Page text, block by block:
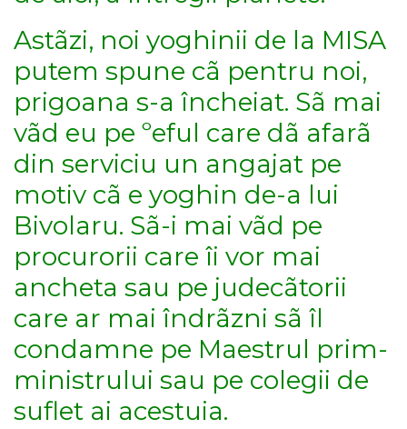
Astãzi, noi yoghinii de la MISA
putem spune cã pentru noi,
prigoana s-a încheiat. Sã mai
vãd eu pe ºeful care dã afarã
din serviciu un angajat pe
motiv cã e yoghin de-a lui
Bivolaru. Sã-i mai vãd pe
procurorii care îi vor mai
ancheta sau pe judecãtorii
care ar mai îndrãzni sã îl
condamne pe Maestrul prim-
ministrului sau pe colegii de
suflet ai acestuia.